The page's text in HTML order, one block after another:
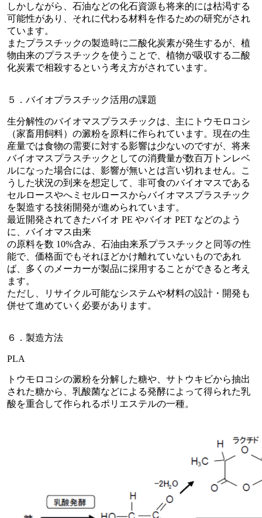
しかしながら、石油などの化石資源も将来的には枯渇する
可能性があり、それに代わる材料を作るための研究がされ
ています。
またプラスチックの製造時に二酸化炭素が発生するが、植
物由来のプラスチックを使うことで、植物が吸収する二酸
化炭素で相殺するという考え方がされています。
５．バイオプラスチック活用の課題
生分解性のバイオマスプラスチックは、主にトウモロコシ
（家畜用飼料）の澱粉を原料に作られています。現在の生
産量では食物の需要に対する影響は少ないのですが、将来
バイオマスプラスチックとしての消費量が数百万トンレベ
ルになった場合には、影響が無いとは言い切れません。こ
うした状況の到来を想定して、非可食のバイオマスである
セルロースやへミセルロースからバイオマスプラスチック
を製造する技術開発が進められています。
最近開発されてきたバイオ PE やバイオ PET などのよう
に、バイオマス由来
の原料を数 10%含み、石油由来系プラスチックと同等の性
能で、価格面でもそれほどかけ離れていないものであれ
ば、多くのメーカーが製品に採用することができると考え
ます。
ただし、リサイクル可能なシステムや材料の設計・開発も
併せて進めていく必要があります。
６．製造方法
PLA
トウモロコシの澱粉を分解した糖や、サトウキビから抽出
された糖から、乳酸菌などによる発酵によって得られた乳
酸を重合して作られるポリエステルの一種。